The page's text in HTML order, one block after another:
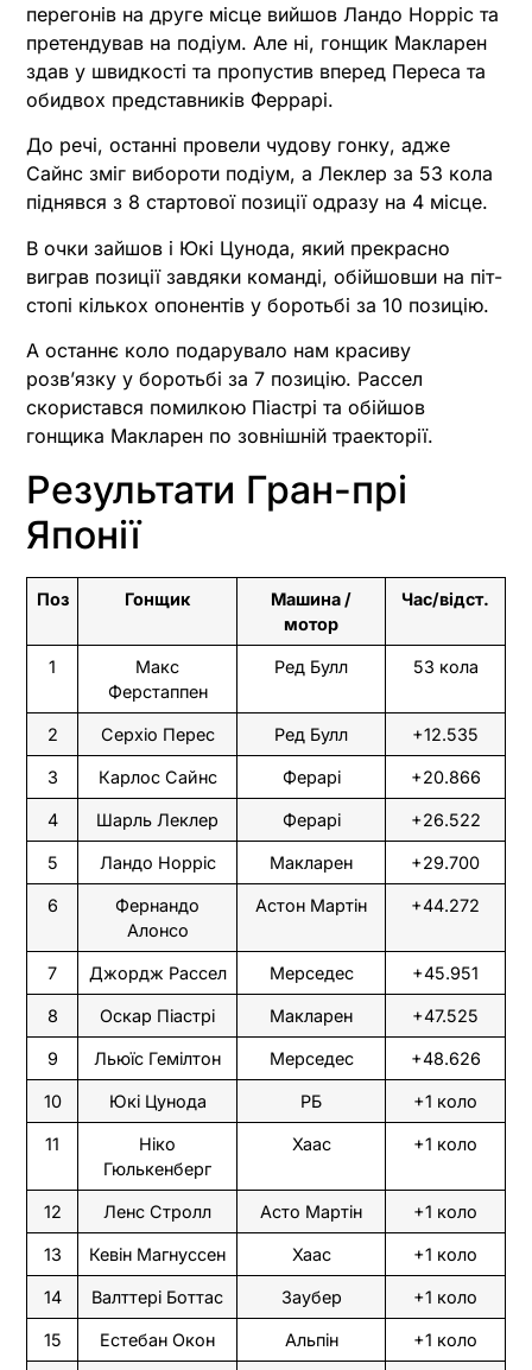
перегонів на друге місце вийшов Ландо Норріс та
претендував на подіум. Але ні, гонщик Макларен
здав у швидкості та пропустив вперед Переса та
обидвох представників Феррарі.
До речі, останні провели чудову гонку, адже
Сайнс зміг вибороти подіум, а Леклер за 53 кола
піднявся з 8 стартової позиції одразу на 4 місце.
В очки зайшов і Юкі Цунода, який прекрасно
виграв позиції завдяки команді, обійшовши на піт-
стопі кількох опонентів у боротьбі за 10 позицію.
А останнє коло подарувало нам красиву
розв’язку у боротьбі за 7 позицію. Рассел
скористався помилкою Піастрі та обійшов
гонщика Макларен по зовнішній траекторії.
Результати Гран-прі
Японії
Поз Гонщик
Машина /
мотор
Час/відст.
1
Макс
Ферстаппен
Ред Булл 53 кола
2 Серхіо Перес Ред Булл +12.535
3 Карлос Сайнс Ферарі +20.866
4 Шарль Леклер Ферарі +26.522
5 Ландо Норріс Макларен +29.700
6
Фернандо
Алонсо
Астон Мартін +44.272
7 Джордж Рассел Мерседес +45.951
8 Оскар Піастрі Макларен +47.525
9 Льюїс Гемілтон Мерседес +48.626
10 Юкі Цунода РБ +1 коло
11
Ніко
Гюлькенберг
Хаас +1 коло
12 Ленс Стролл Асто Мартін +1 коло
13 Кевін Магнуссен Хаас +1 коло
14 Валттері Боттас Заубер +1 коло
15 Естебан Окон Альпін +1 коло